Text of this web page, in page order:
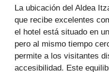
La ubicación del Aldea
que recibe excelentes
el hotel está situado en un
pero al mismo tiempo
permite a los visitantes
accesibilidad. Este